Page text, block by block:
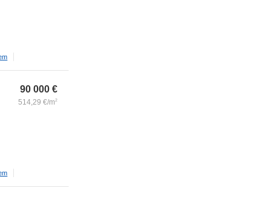
90 000 €
514,29 €/m2